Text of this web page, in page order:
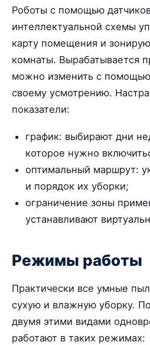
Роботы с помощью
интеллектуальной схемы
карту помещения и
комнаты. Вырабатывается
можно изменить с
своему усмотрению.
показатели:
график: выбирают дни
которое нужно
оптимальный маршрут:
и порядок их уборки;
ограничение зоны
устанавливают
Режимы работы
Практически все умные
сухую и влажную уборку.
двумя этими видами
работают в таких режимах: